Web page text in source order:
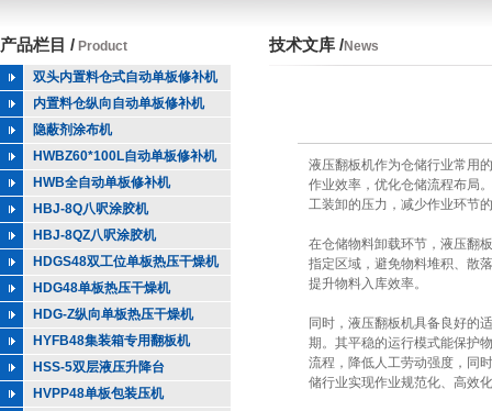
产品栏目 / Product
双头内置料仓式自动单板修补机
内置料仓纵向自动单板修补机
隐蔽剂涂布机
HWBZ60*100L自动单板修补机
HWB全自动单板修补机
HBJ-8Q八呎涂胶机
HBJ-8QZ八呎涂胶机
HDGS48双工位单板热压干燥机
HDG48单板热压干燥机
HDG-Z纵向单板热压干燥机
HYFB48集装箱专用翻板机
HSS-5双层液压升降台
HVPP48单板包装压机
技术文库 /News
液压翻板机作为仓储行业常用
作业效率，优化仓储流程布局
工装卸的压力，减少作业环节
在仓储物料卸载环节，液压翻
指定区域，避免物料堆积、散
提升物料入库效率。
同时，液压翻板机具备良好的
期。其平稳的运行模式能保护
流程，降低人工劳动强度，同
储行业实现作业规范化、高效